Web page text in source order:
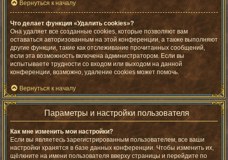
Вернуться к началу
Что делает функция «Удалить cookies»?
Она удаляет все созданные cookies, которые позволяют вам
оставаться авторизованным на этой конференции, а также выполняют
другие функции, такие как отслеживание прочитанных сообщений,
если эта возможность включена администратором. Если вы
испытываете трудности со входом или выходом на данной
конференции, возможно, удаление cookies может помочь.
Вернуться к началу
Параметры и настройки пользователя
Как мне изменить мои настройки?
Если вы являетесь зарегистрированным пользователем, все ваши
настройки хранятся в базе данных конференции. Чтобы изменить их,
щёлкните на имени пользователя вверху страницы и перейдите по